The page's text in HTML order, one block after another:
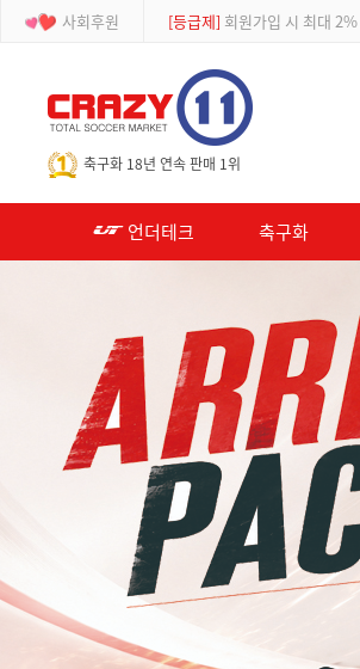
사회후원
축구화 18년 연속 판매 1위
언더테크 축구화